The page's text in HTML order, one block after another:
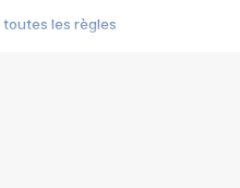
toutes les règles